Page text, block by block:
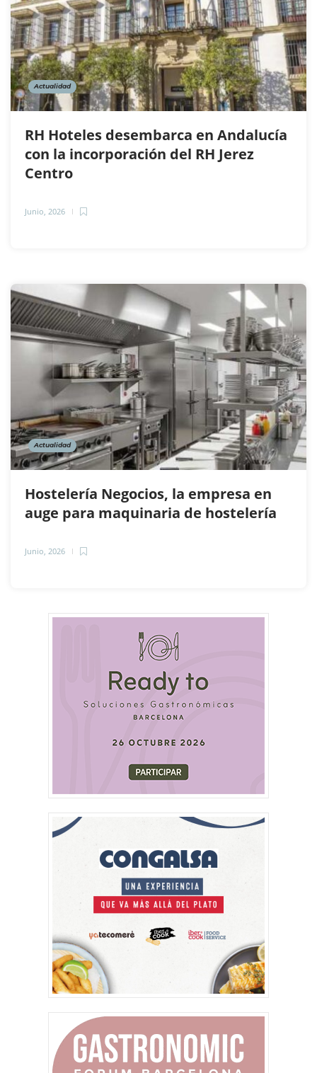
Actualidad
RH Hoteles desembarca en Andalucía
con la incorporación del RH Jerez
Centro
Junio, 2026
Actualidad
Hostelería Negocios, la empresa en
auge para maquinaria de hostelería
Junio, 2026